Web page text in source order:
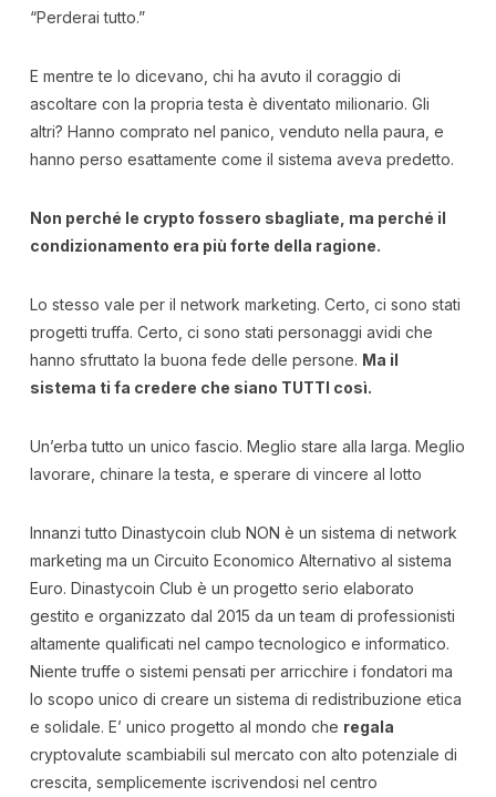
“Perderai tutto.”
E mentre te lo dicevano, chi ha avuto il coraggio di
ascoltare con la propria testa è diventato milionario. Gli
altri? Hanno comprato nel panico, venduto nella paura, e
hanno perso esattamente come il sistema aveva predetto.
Non perché le crypto fossero sbagliate, ma perché il
condizionamento era più forte della ragione.
Lo stesso vale per il network marketing. Certo, ci sono stati
progetti truffa. Certo, ci sono stati personaggi avidi che
hanno sfruttato la buona fede delle persone. Ma il
sistema ti fa credere che siano TUTTI così.
Un’erba tutto un unico fascio. Meglio stare alla larga. Meglio
lavorare, chinare la testa, e sperare di vincere al lotto
Innanzi tutto Dinastycoin club NON è un sistema di network
marketing ma un Circuito Economico Alternativo al sistema
Euro. Dinastycoin Club è un progetto serio elaborato
gestito e organizzato dal 2015 da un team di professionisti
altamente qualificati nel campo tecnologico e informatico.
Niente truffe o sistemi pensati per arricchire i fondatori ma
lo scopo unico di creare un sistema di redistribuzione etica
e solidale. E’ unico progetto al mondo che regala
cryptovalute scambiabili sul mercato con alto potenziale di
crescita, semplicemente iscrivendosi nel centro